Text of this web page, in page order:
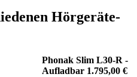
Hörgeräte-
Phonak Slim L30-R -
Aufladbar 1.795,00 €